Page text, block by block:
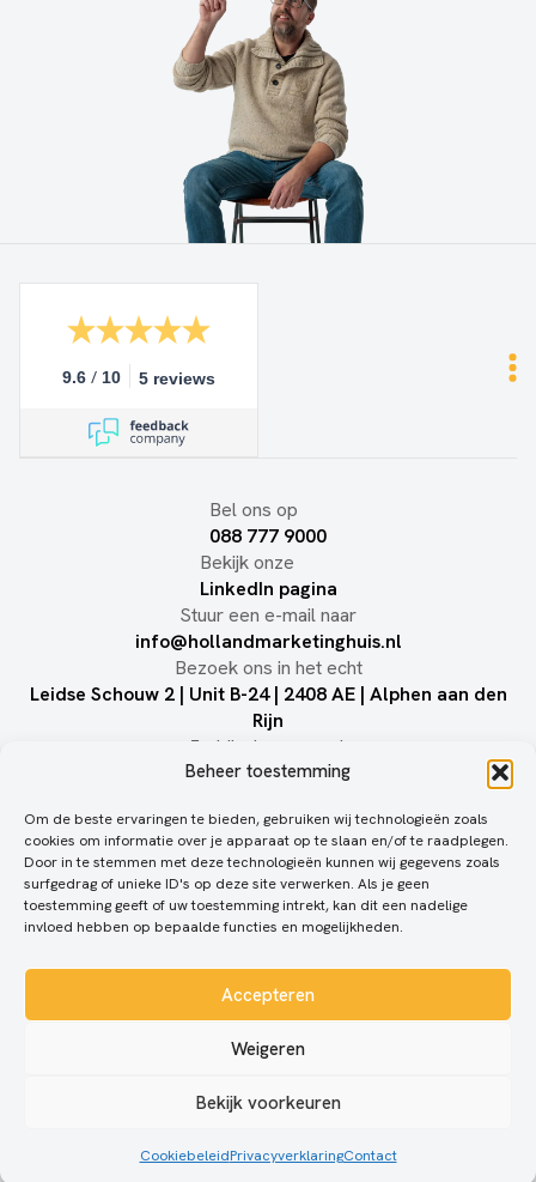
Beheer toestemming
Om de beste ervaringen te bieden, gebruiken wij technologieën zoals
cookies om informatie over je apparaat op te slaan en/of te raadplegen.
Door in te stemmen met deze technologieën kunnen wij gegevens zoals
surfgedrag of unieke ID's op deze site verwerken. Als je geen
toestemming geeft of uw toestemming intrekt, kan dit een nadelige
invloed hebben op bepaalde functies en mogelijkheden.
Accepteren
Weigeren
Bekijk voorkeuren
CookiebeleidPrivacyverklaringContact
9.6 / 10 5 reviews
Bel ons op
088 777 9000
Bekijk onze
LinkedIn pagina
Stuur een e-mail naar
info@hollandmarketinghuis.nl
Bezoek ons in het echt
Leidse Schouw 2 | Unit B-24 | 2408 AE | Alphen aan den
Rijn
Juridisch geneuzel:
Privacy statement
holland
marketinghuis
is een
boutique
leadgeneratie
met
de
BTW:
NL857101936B01
| KvK:
67635024
holland
marketinghuis
- © 2026
Alle
onder